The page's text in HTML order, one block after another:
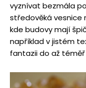
vyznívat bezmála
středověká vesnice
kde budovy mají
například v jistém
fantazii do až